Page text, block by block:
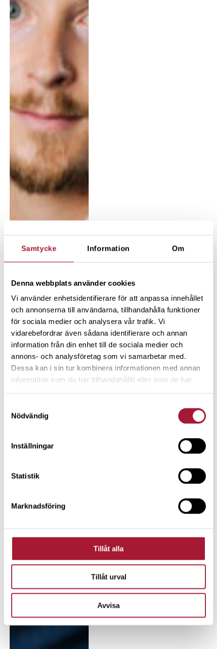
Samtycke Information Om
Denna webbplats använder cookies
Vi använder enhetsidentifierare för att anpassa innehållet
och annonserna till användarna, tillhandahålla funktioner
för sociala medier och analysera vår trafik. Vi
vidarebefordrar även sådana identifierare och annan
information från din enhet till de sociala medier och
annons- och analysföretag som vi samarbetar med.
Dessa kan i sin tur kombinera informationen med annan
information som du har tillhandahållit eller som de har
Nödvändig
Inställningar
Statistik
Marknadsföring
Tillåt alla
Tillåt urval
Avvisa